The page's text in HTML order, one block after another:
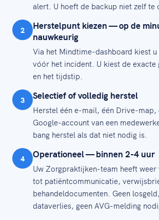
alert. U hoeft de backup niet zelf te
2
Herstelpunt kiezen — op de
nauwkeurig
Via het Mindtime-dashboard kiest
vóór het incident. U kiest de exacte
en het tijdstip.
3 Selectief of volledig herstel
Herstel één e-mail, één Drive-
Google-account van een
bang herstel als dat niet nodig is.
4 Operationeel — binnen 2-4 uur
Uw Zorgpraktijken-team heeft
tot patiëntcommunicatie,
behandeldocumenten. Geen
dataverlies, geen AVG-melding